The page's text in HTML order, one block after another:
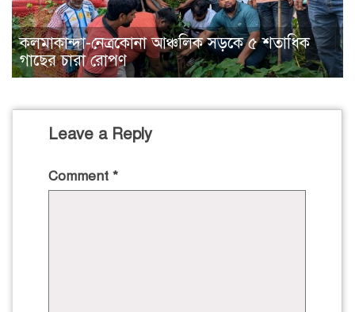
কলমাকান্দা-নেত্রকোনা আঞ্চলিক সড়কে ৫ শতাধিক
গাছের চারা রোপণ
Leave a Reply
Comment *